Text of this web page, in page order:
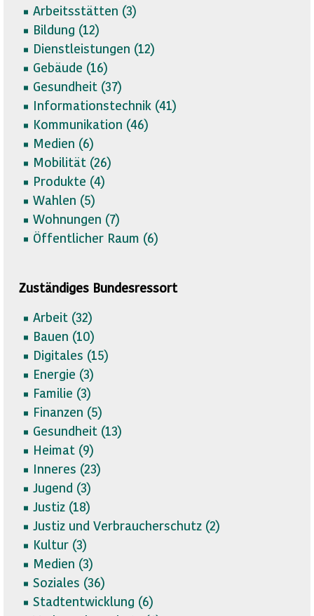
Arbeitsstätten (3)
Bildung (12)
Dienstleistungen (12)
Gebäude (16)
Gesundheit (37)
Informationstechnik (41)
Kommunikation (46)
Medien (6)
Mobilität (26)
Produkte (4)
Wahlen (5)
Wohnungen (7)
Öffentlicher Raum (6)
Zuständiges Bundesressort
Arbeit (32)
Bauen (10)
Digitales (15)
Energie (3)
Familie (3)
Finanzen (5)
Gesundheit (13)
Heimat (9)
Inneres (23)
Jugend (3)
Justiz (18)
Justiz und Verbraucherschutz (2)
Kultur (3)
Medien (3)
Soziales (36)
Stadtentwicklung (6)